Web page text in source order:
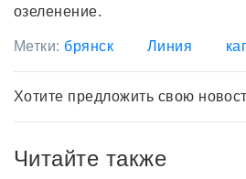
озеленение.
Метки: брянск Линия
Хотите предложить свою
Читайте также